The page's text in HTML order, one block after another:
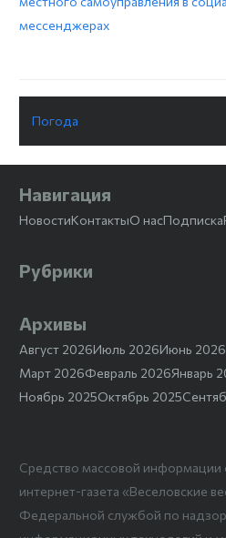
мессенджерах
Погода
Навигация
НовостиКонтактыО насПодписка
Рубрики
Архивы
Август 2026Июль 2026Июнь 2026
Март 2026Февраль 2026Январь
Ноябрь 2025Октябрь 2025
Средство массовой информации
интернет-газета «Веселовские
Федеральной службой по